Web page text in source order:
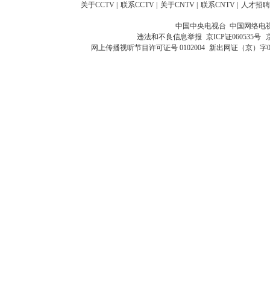
关于CCTV 联系CCTV 关于CNTV 联系CNTV 人才招聘
中国中央电视台 中国网络电
违法和不良信息举报 京ICP证060535号
网上传播视听节目许可证号 0102004 新出网证（京）